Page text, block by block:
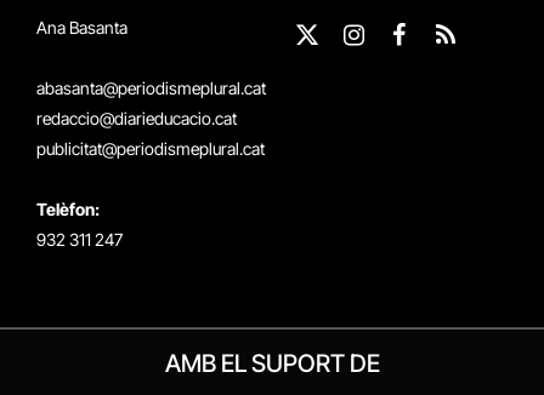
Ana Basanta
abasanta@periodismeplural.cat
redaccio@diarieducacio.cat
publicitat@periodismeplural.cat
Telèfon:
932 311 247
X
Instagram
Facebook
RSS
AMB EL SUPORT DE